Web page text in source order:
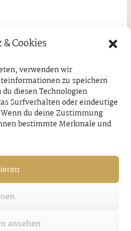
Cookies
verwenden wir
zu speichern
diesen Technologien
Surfverhalten oder eindeutige
du deine Zustimmung
bestimmte Merkmale und
ansehen